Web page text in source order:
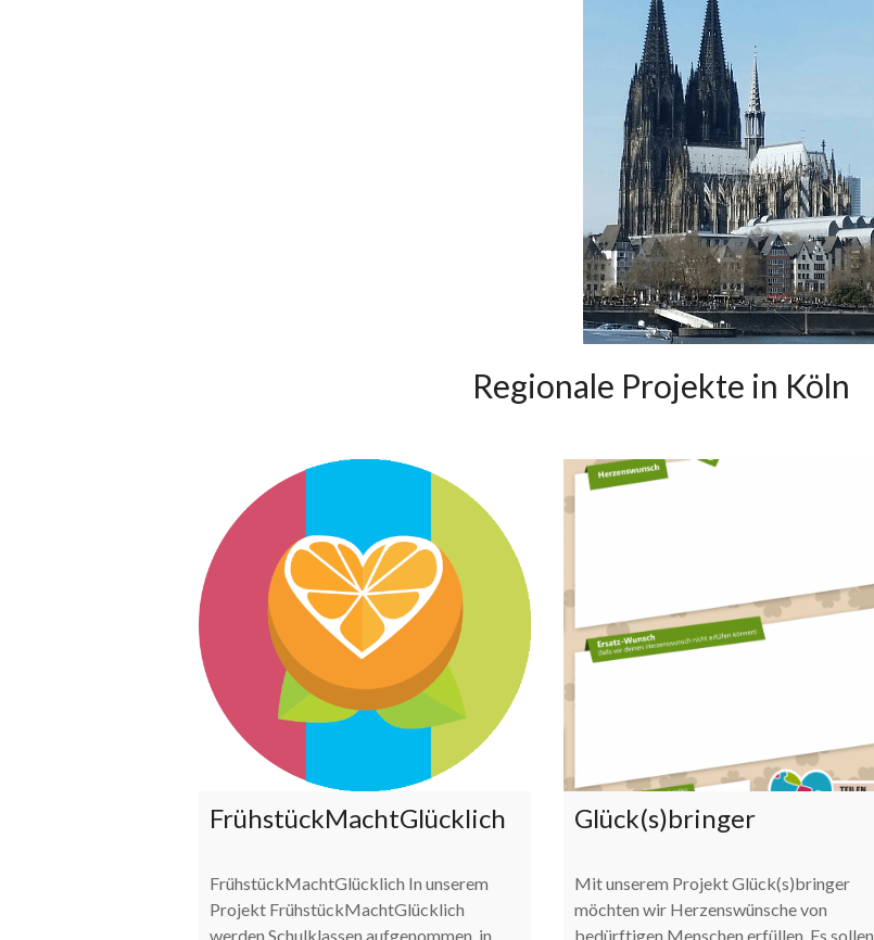
Regionale Projekte in Köln
FrühstückMachtGlücklich
FrühstückMachtGlücklich In unserem
Projekt FrühstückMachtGlücklich
werden Schulklassen aufgenommen, in
Glück(s)bringer
Mit unserem Projekt Glück(s)bringer
möchten wir Herzenswünsche von
bedürftigen Menschen erfüllen. Es sollen